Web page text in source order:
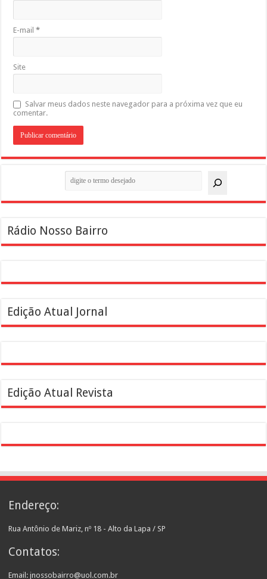
E-mail*
Site
Salvar meus dados neste navegador para a próxima vez que eu
comentar.
Rádio Nosso Bairro
Edição Atual Jornal
Edição Atual Revista
Endereço:
Rua Antônio de Mariz, nº 18 - Alto da Lapa / SP
Contatos:
Email: jnossobairro@uol.com.br